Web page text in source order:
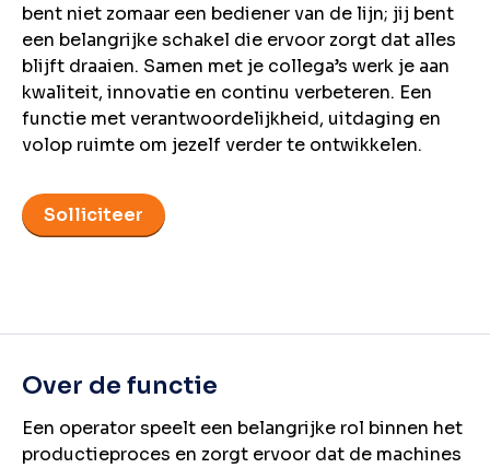
bent niet zomaar een bediener van de lijn; jij bent
een belangrijke schakel die ervoor zorgt dat alles
blijft draaien. Samen met je collega’s werk je aan
kwaliteit, innovatie en continu verbeteren. Een
functie met verantwoordelijkheid, uitdaging en
volop ruimte om jezelf verder te ontwikkelen.
Solliciteer
Over de functie
Een operator speelt een belangrijke rol binnen het
productieproces en zorgt ervoor dat de machines